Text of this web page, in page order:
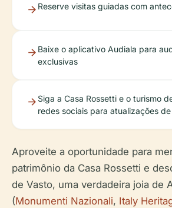
Reserve visitas guiadas com
Baixe o aplicativo Audiala para
exclusivas
Siga a Casa Rossetti e o turismo
redes sociais para atualizações
Aproveite a oportunidade para
patrimônio da Casa Rossetti e
de Vasto, uma verdadeira joia de
(Monumenti Nazionali, Italy